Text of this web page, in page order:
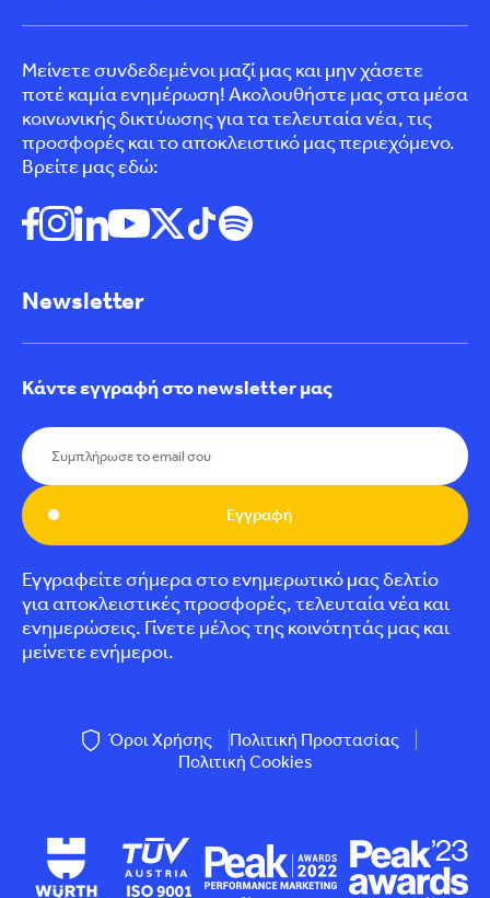
Μείνετε συνδεδεμένοι μαζί μας και μην χάσετε
ποτέ καμία ενημέρωση! Ακολουθήστε μας στα μέσα
κοινωνικής δικτύωσης για τα τελευταία νέα, τις
προσφορές και το αποκλειστικό μας περιεχόμενο.
Βρείτε μας εδώ:
Newsletter
Κάντε εγγραφή στο newsletter μας
Εγγραφή
Εγγραφείτε σήμερα στο ενημερωτικό μας δελτίο
για αποκλειστικές προσφορές, τελευταία νέα και
ενημερώσεις. Γίνετε μέλος της κοινότητάς μας και
μείνετε ενήμεροι.
Όροι Χρήσης
Πολιτική Προστασίας
Πολιτική Cookies